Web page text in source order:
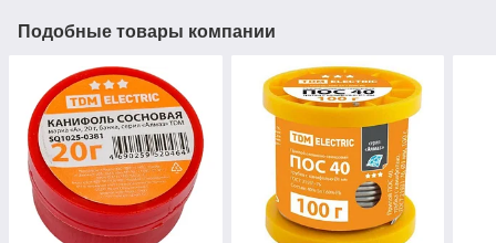
Подобные товары компании